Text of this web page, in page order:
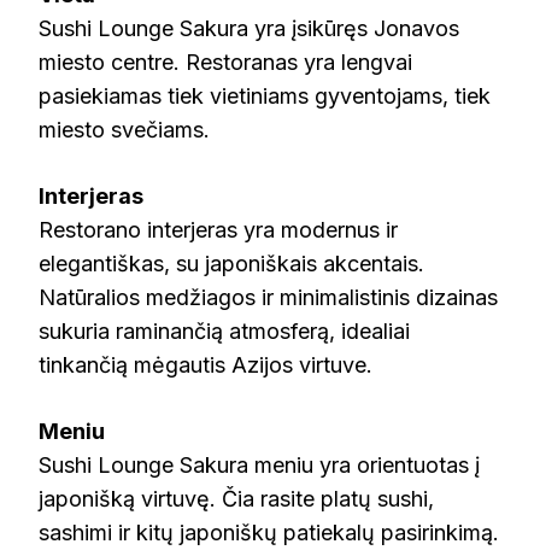
Sushi Lounge Sakura yra įsikūręs Jonavos
miesto centre. Restoranas yra lengvai
pasiekiamas tiek vietiniams gyventojams, tiek
miesto svečiams.
Interjeras
Restorano interjeras yra modernus ir
elegantiškas, su japoniškais akcentais.
Natūralios medžiagos ir minimalistinis dizainas
sukuria raminančią atmosferą, idealiai
tinkančią mėgautis Azijos virtuve.
Meniu
Sushi Lounge Sakura meniu yra orientuotas į
japonišką virtuvę. Čia rasite platų sushi,
sashimi ir kitų japoniškų patiekalų pasirinkimą.